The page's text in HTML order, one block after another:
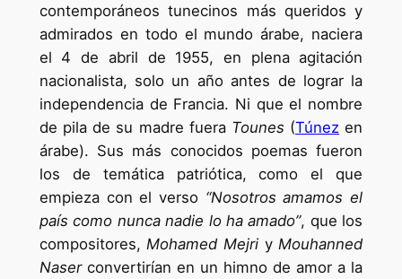
contemporáneos tunecinos más queridos y
admirados en todo el mundo árabe, naciera
el 4 de abril de 1955, en plena agitación
nacionalista, solo un año antes de lograr la
independencia de Francia. Ni que el nombre
de pila de su madre fuera Tounes (Túnez en
árabe). Sus más conocidos poemas fueron
los de temática patriótica, como el que
empieza con el verso “Nosotros amamos el
país como nunca nadie lo ha amado”, que los
compositores, Mohamed Mejri yMouhanned
Naserconvertirían en un himno de amor a la